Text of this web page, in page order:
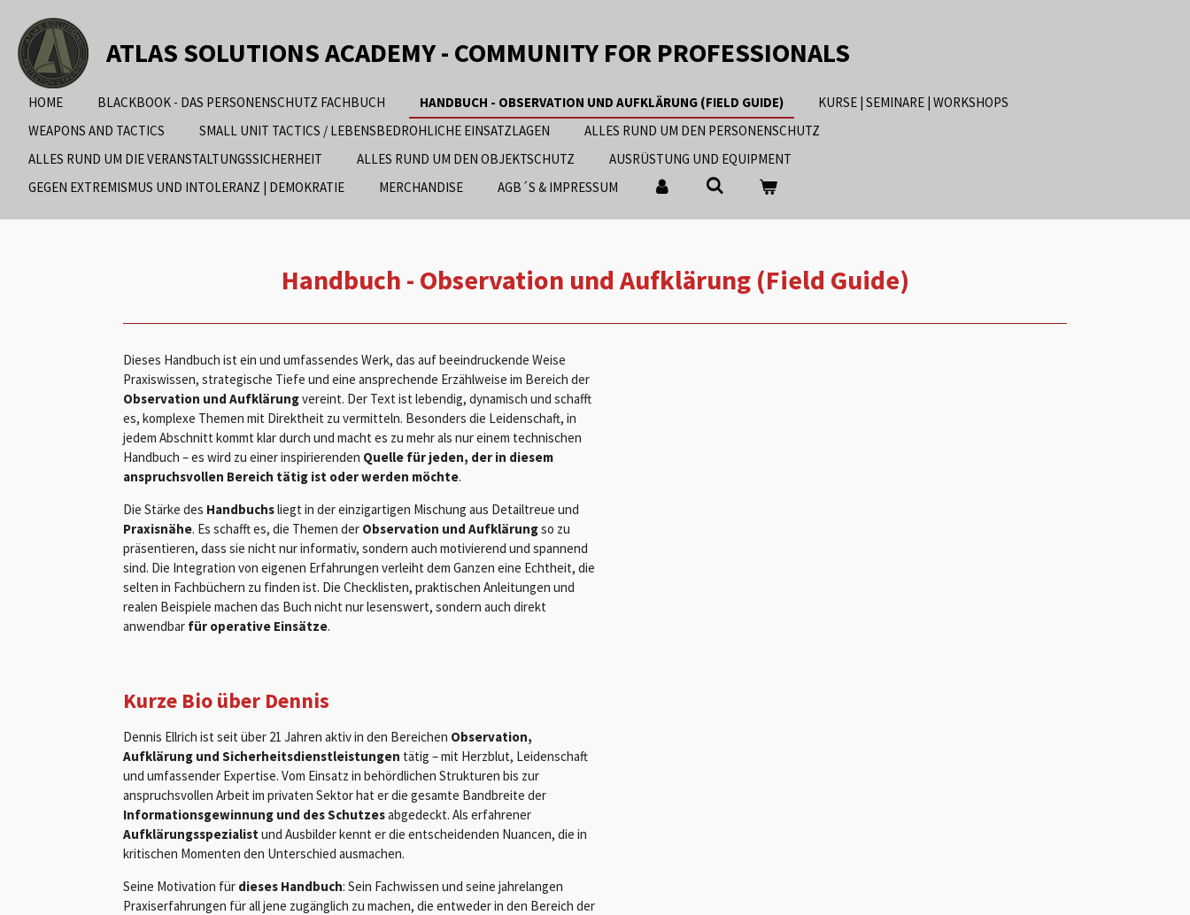
Hauptinhalt
springen
ATLAS SOLUTIONS ACADEMY - COMMUNITY FOR PROFESSIONALS
HOME BLACKBOOK - DAS PERSONENSCHUTZ FACHBUCH HANDBUCH - OBSERVATION UND AUFKLÄRUNG (FIELD GUIDE)
KURSE | SEMINARE | WORKSHOPS
WEAPONS AND TACTICS
SMALL UNIT TACTICS / LEBENSBEDROHLICHE EINSATZLAGEN
ALLES RUND UM DEN PERSONENSCHUTZ
ALLES RUND UM DIE VERANSTALTUNGSSICHERHEIT
ALLES RUND UM DEN OBJEKTSCHUTZ
AUSRÜSTUNG UND EQUIPMENT
GEGEN EXTREMISMUS UND INTOLERANZ | DEMOKRATIE
MERCHANDISE AGB´S & IMPRESSUM
Handbuch - Observation und Aufklärung (Field Guide)
Dieses Handbuch ist ein und umfassendes Werk, das auf beeindruckende Weise
Praxiswissen, strategische Tiefe und eine ansprechende Erzählweise im Bereich der
Observation und Aufklärungvereint. Der Text ist lebendig, dynamisch und schafft
es, komplexe Themen mit Direktheit zu vermitteln. Besonders die Leidenschaft, in
jedem Abschnitt kommt klar durch und macht es zu mehr als nur einem technischen
Handbuch – es wird zu einer inspirierenden Quelle für jeden, der in diesem
anspruchsvollen Bereich tätig ist oder werden möchte.
Die Stärke des Handbuchsliegt in der einzigartigen Mischung aus Detailtreue und
Praxisnähe. Es schafft es, die Themen der Observation und Aufklärungso zu
präsentieren, dass sie nicht nur informativ, sondern auch motivierend und spannend
sind. Die Integration von eigenen Erfahrungen verleiht dem Ganzen eine Echtheit, die
selten in Fachbüchern zu finden ist. Die Checklisten, praktischen Anleitungen und
realen Beispiele machen das Buch nicht nur lesenswert, sondern auch direkt
anwendbar für operative Einsätze.
Kurze Bio über Dennis
Dennis Ellrich ist seit über 21 Jahren aktiv in den Bereichen Observation,
Aufklärung und Sicherheitsdienstleistungen tätig – mit Herzblut, Leidenschaft
und umfassender Expertise. Vom Einsatz in behördlichen Strukturen bis zur
anspruchsvollen Arbeit im privaten Sektor hat er die gesamte Bandbreite der
Informationsgewinnung und des Schutzesabgedeckt. Als erfahrener
Aufklärungsspezialistund Ausbilder kennt er die entscheidenden Nuancen, die in
kritischen Momenten den Unterschied ausmachen.
Seine Motivation für dieses Handbuch: Sein Fachwissen und seine jahrelangen
Praxiserfahrungen für all jene zugänglich zu machen, die entweder in den Bereich der